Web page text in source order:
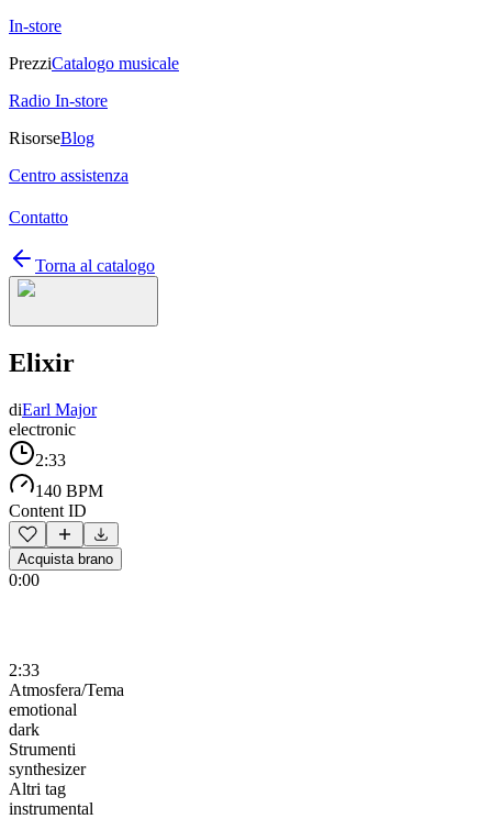
In-store
PrezziCatalogo musicale
Radio In-store
RisorseBlog
Centro assistenza
Contatto
Torna al catalogo
Elixir
diEarl Major
electronic
2:33
140 BPM
Content ID
Acquista brano
0:00
2:33
Atmosfera/Tema
emotional
dark
Strumenti
synthesizer
Altri tag
instrumental